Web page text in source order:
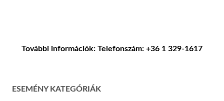
További információk: Telefonszám: +36 1 329-1617
ESEMÉNY KATEGÓRIÁK